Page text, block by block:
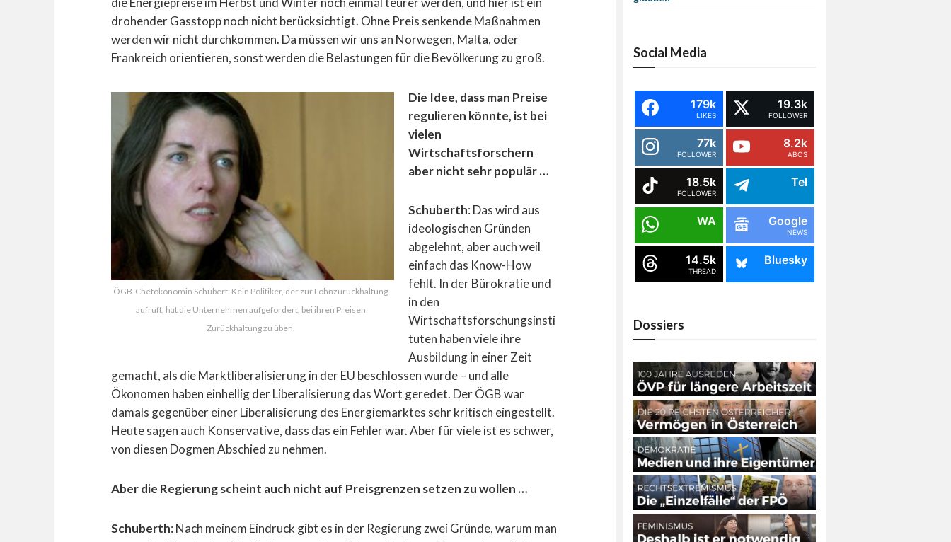
drohender Gasstopp noch nicht berücksichtigt. Ohne Preis senkende Maßnahmen
werden wir nicht durchkommen. Da müssen wir uns an Norwegen, Malta, oder
Frankreich orientieren, sonst werden die Belastungen für die Bevölkerung zu groß.
ÖGB-Chefökonomin Schubert: Kein Politiker, der zur Lohnzurückhaltung
aufruft, hat die Unternehmen aufgefordert, bei ihren Preisen
Zurückhaltung zu üben.
Die Idee, dass man Preise
regulieren könnte, ist bei
vielen
Wirtschaftsforschern
aber nicht sehr populär …
Schuberth: Das wird aus
ideologischen Gründen
abgelehnt, aber auch weil
einfach das Know-How
fehlt. In der Bürokratie und
in den
Wirtschaftsforschungsinsti
tuten haben viele ihre
Ausbildung in einer Zeit
gemacht, als die Marktliberalisierung in der EU beschlossen wurde – und alle
Ökonomen haben einhellig der Liberalisierung das Wort geredet. Der ÖGB war
damals gegenüber einer Liberalisierung des Energiemarktes sehr kritisch eingestellt.
Heute sagen auch Konservative, dass das ein Fehler war. Aber für viele ist es schwer,
von diesen Dogmen Abschied zu nehmen.
Aber die Regierung scheint auch nicht auf Preisgrenzen setzen zu wollen …
Schuberth: Nach meinem Eindruck gibt es in der Regierung zwei Gründe, warum man
Social Media
179k
LIKES
19.3k
FOLLOWER
77k
FOLLOWER
8.2k
ABOS
18.5k
FOLLOWER
Tel
WA Google
NEWS
14.5k
THREAD
Bluesky
Dossiers